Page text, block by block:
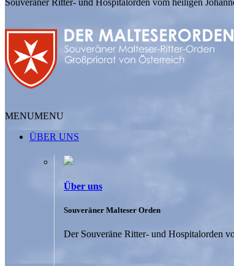
Souveräner Ritter- und Hospitalorden vom heiligen
MENUMENU
ÜBER UNS
Über uns
Souveräner Malteser Orden
Der Souveräne Ritter- und Hospitalorden